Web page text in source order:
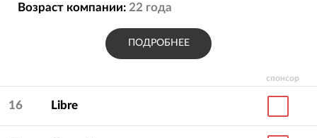
спонсор
Возраст компании: 22 года
ПОДРОБНЕЕ
16 Libre